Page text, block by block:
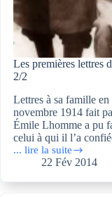
Les premières lettres
2/2
Lettres à sa famille
novembre 1914 fait
Émile Lhomme a pu
celui à qui il l’a
... lire la suite
Les
premières22 Fév 2014